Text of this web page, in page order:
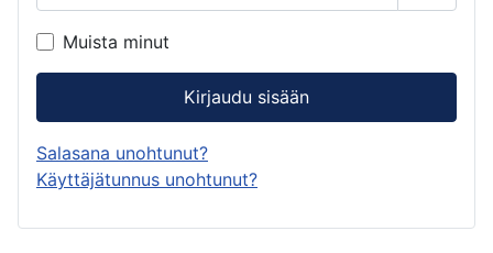
Näytä
Muista minut
Kirjaudu sisään
Salasana unohtunut?
Käyttäjätunnus unohtunut?